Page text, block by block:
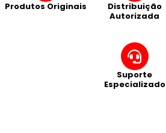
Produtos Originais
Distribuição
Autorizada
Suporte
Especializado